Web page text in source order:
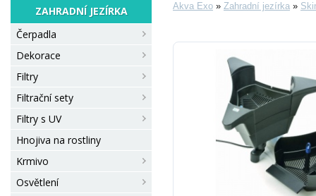
ZAHRADNÍ JEZÍRKA
Čerpadla
Dekorace
Filtry
Filtrační sety
Filtry s UV
Hnojiva na rostliny
Krmivo
Osvětlení
Akva Exo » Zahradní jezírka »